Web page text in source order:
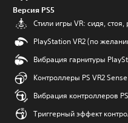
Версия PS5
Стили игры VR: сидя, стоя,
PlayStation VR2 (по
Вибрация гарнитуры
Контроллеры PS VR2
Вибрация контроллеров
Триггерный эффект